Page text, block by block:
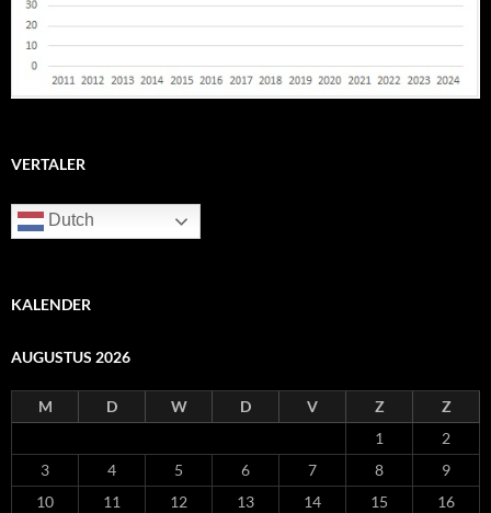
VERTALER
Dutch
KALENDER
AUGUSTUS 2026
M D W D V Z
Z
1
2
3
4 5 6 7 8
9
10
11 12 13 14 15
16